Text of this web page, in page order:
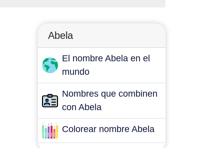
Abela
El nombre Abela en el
mundo
Nombres que combinen
con Abela
Colorear nombre Abela